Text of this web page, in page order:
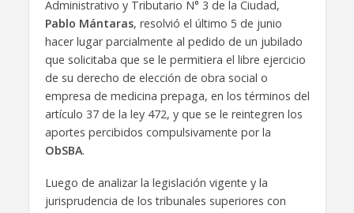
Administrativo y Tributario N° 3 de la Ciudad,
Pablo Mántaras, resolvió el último 5 de junio
hacer lugar parcialmente al pedido de un jubilado
que solicitaba que se le permitiera el libre ejercicio
de su derecho de elección de obra social o
empresa de medicina prepaga, en los términos del
artículo 37 de la ley 472, y que se le reintegren los
aportes percibidos compulsivamente por la
ObSBA.
Luego de analizar la legislación vigente y la
jurisprudencia de los tribunales superiores con